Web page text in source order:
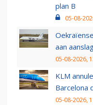
plan B
05-08-
aan
05-08-2026,
KLM
Barcelona
05-08-2026,